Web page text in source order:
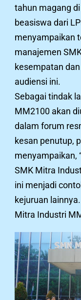
tahun magang
beasiswa dari
menyampaikan
manajemen
kesempatan
audiensi ini.
Sebagai tindak
MM2100 akan
dalam forum
kesan penutup,
menyampaikan,
SMK Mitra
ini menjadi
kejuruan
Mitra Industri